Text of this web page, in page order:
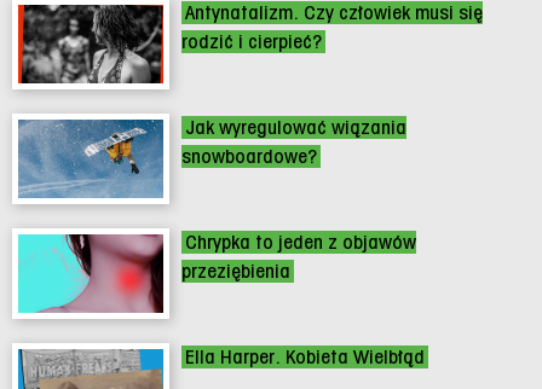
Antynatalizm. Czy człowiek musi się
rodzić i cierpieć?
Jak wyregulować wiązania
snowboardowe?
Chrypka to jeden z objawów
przeziębienia
Ella Harper. Kobieta Wielbłąd